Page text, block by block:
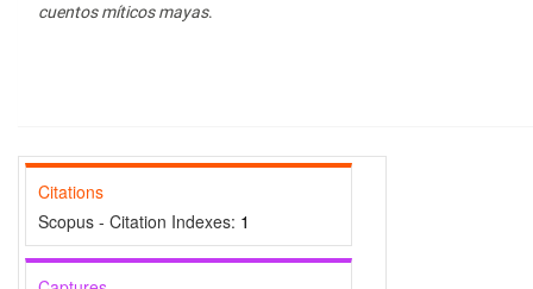
cuentos míticos mayas.
Citations
Scopus - Citation Indexes: 1